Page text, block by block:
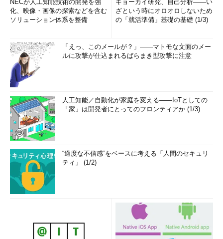
NECが人工知能技術の開発を強
化、映像・画像の探索などを含む
ソリューション体系を整備
ギョーカイ研究、自己分析――い
ざという時にオロオロしないため
の「就活準備」基礎の基礎 (1/3)
「えっ、このメールが？」――マトモな文面のメー
ルに攻撃が仕込まれるばらまき型攻撃に注意
人工知能／自動化が家庭を変える――IoTとしての
「家」は開発者にとってのフロンティアか (1/3)
“適度な不信感”をベースに考える「人間のセキュリ
ティ」 (1/2)